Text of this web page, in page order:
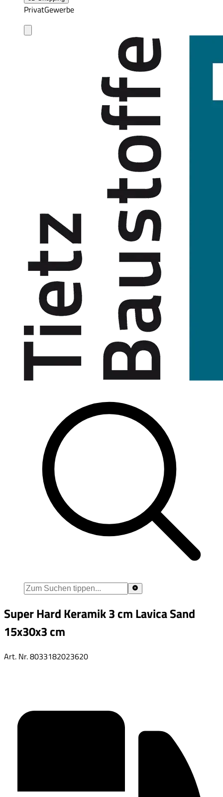
PrivatGewerbe
Super Hard Keramik 3 cm Lavica Sand
15x30x3 cm
Art. Nr.8033182023620